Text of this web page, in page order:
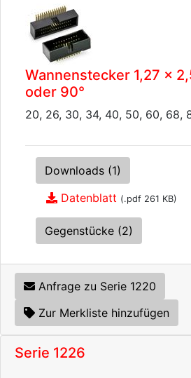
Wannenstecker 1,27 x
oder 90°
20, 26, 30, 34, 40, 50, 60, 68,
Downloads (1)
Datenblatt (.pdf 261 KB)
Gegenstücke (2)
Anfrage zu Serie 1220
Zur Merkliste hinzufügen
Serie 1226